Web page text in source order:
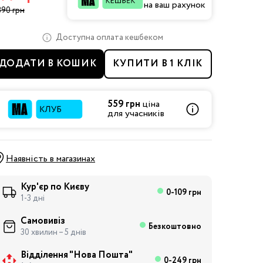
грн на ваш рахунок
Доступна оплата кешбеком
В КОШИК КУПИТИ В 1 КЛІК
559 грн ціна
для учасників
Наявність в магазинах
Кур'єр по Києву
1-3 дні 0-109 грн
Самовивіз
30 хвилин – 5 днів Безкоштовно
Відділення "Нова Пошта" 0-249 грн